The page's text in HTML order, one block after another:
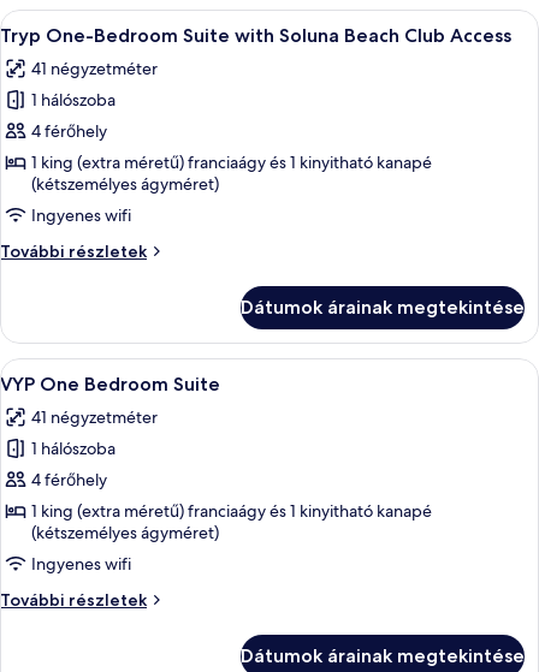
A
következő
szoba
összes
képének
megtekintése:
Tryp
One-
Bedroom
Soluna
Beach
Club
Access
Egy modern nappali, melyben van
8
Tryp One-Bedroom Suite with Soluna Beach Club Access
41 négyzetméter
1 hálószoba
4 férőhely
1 king (extra méretű) franciaágy és 1 kinyitható kanapé
(kétszemélyes ágyméret)
Ingyenes wifi
További részletek
Tryp
with
Soluna
Beach
Access
további
Dátumok árainak megtekintése
A
következő
szoba
összes
képének
megtekintése:
VYP
One
Bedroom
Pehelypaplan, minibár, széf a
7
VYP One Bedroom Suite
41 négyzetméter
1 hálószoba
4 férőhely
1 king (extra méretű) franciaágy és 1 kinyitható kanapé
(kétszemélyes ágyméret)
Ingyenes wifi
További részletek
VYP
Dátumok árainak megtekintése